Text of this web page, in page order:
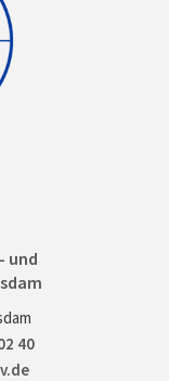
und
40